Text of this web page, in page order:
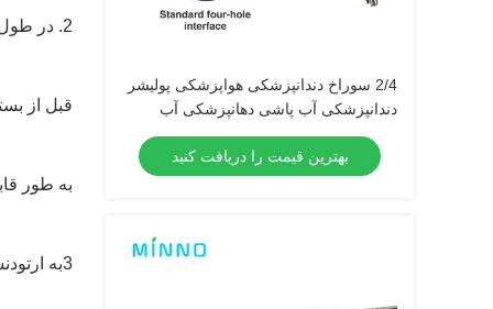
2/4 سوراخ دندانپزشکی هواپزشکی پولیشر
دندانپزشکی آب پاشی دهانپزشکی آب
پاشی کیلکولیز حذف کننده بهداشت
دندانپزشکی Prophy Jet Air Polisherبهترین قیمت را دریافت کنید
2. در طول حفره و شکاف مهر و موم درمان
قبل از
به طور
3به ارتودنسی مراجعه کن